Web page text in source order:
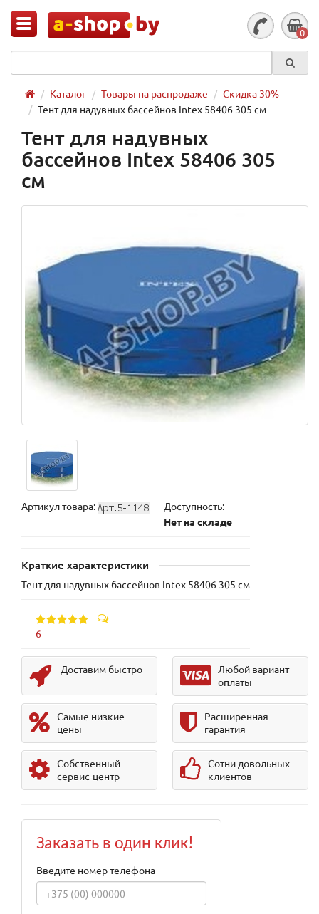
0
Каталог Товары на распродаже
Скидка 30%
Тент для надувных бассейнов Intex 58406 305 см
Тент для надувных
бассейнов Intex 58406 305
см
Артикул товара:
Доступность:
Нет на складе
Краткие характеристики
Тент для надувных бассейнов Intex 58406 305 см
6
Доставим быстро
Любой вариант
оплаты
Самые низкие
цены
Расширенная
гарантия
Собственный
сервис-центр
Сотни довольных
клиентов
Заказать в один клик!
Введите номер телефона